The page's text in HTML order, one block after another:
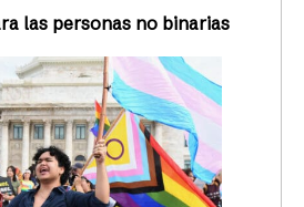
las personas no binarias